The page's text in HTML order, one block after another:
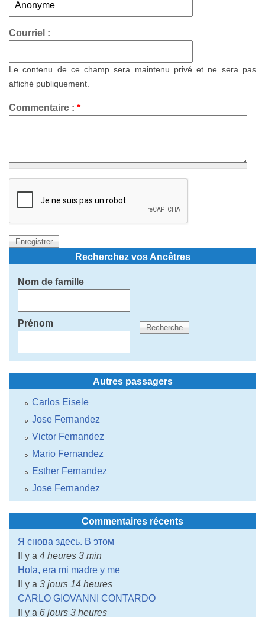
Courriel :
Le contenu de ce champ sera maintenu privé et ne sera pas
affiché publiquement.
Commentaire : *
Recherchez vos Ancêtres
Nom de famille
Prénom
Autres passagers
Carlos Eisele
Jose Fernandez
Victor Fernandez
Mario Fernandez
Esther Fernandez
Jose Fernandez
Commentaires récents
Я снова здесь. В этом
Il y a 4 heures 3 min
Hola, era mi madre y me
Il y a 3 jours 14 heures
CARLO GIOVANNI CONTARDO
Il y a 6 jours 3 heures